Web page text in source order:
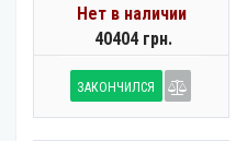
Нет в наличии
40404 грн.
ЗАКОНЧИЛСЯ